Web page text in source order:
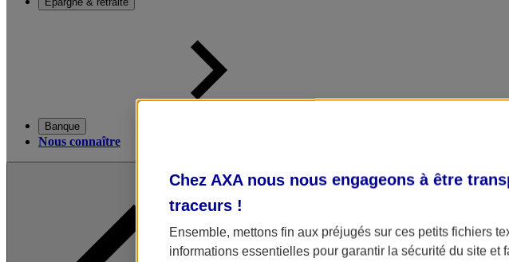
Banque
Nous connaître
Chez AXA nous nous engageons à être
traceurs !
Ensemble, mettons fin aux préjugés sur ces petits fichiers
informations essentielles pour garantir la sécurité du site